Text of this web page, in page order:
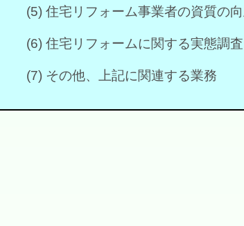
(5) 住宅リフォーム事業者の資質の
(6) 住宅リフォームに関する実態調査
(7) その他、上記に関連する業務